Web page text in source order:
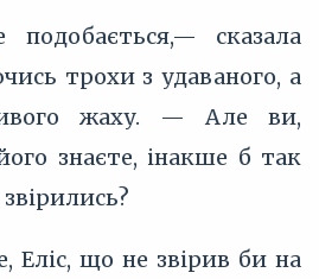
сказала
трохи з удаваного, а
жаху. — Але ви,
знаєте, інакше б так
що не звірив би на